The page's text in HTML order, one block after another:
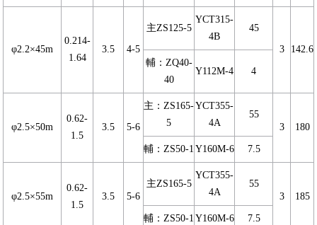
φ2.2×45m
0.214-
1.64
3.5 4-5
主ZS125-5
YCT315-
4B
45
3
142.6
輔：ZQ40-
40
Y112M-4 4
φ2.5×50m
0.62-
1.5
3.5 5-6
主：ZS165-
5
YCT355-
4A
55
3
180
輔：ZS50-1 Y160M-6 7.5
φ2.5×55m
0.62-
1.5
3.5 5-6
主ZS165-5
YCT355-
4A
55
3
185
輔：ZS50-1 Y160M-6 7.5